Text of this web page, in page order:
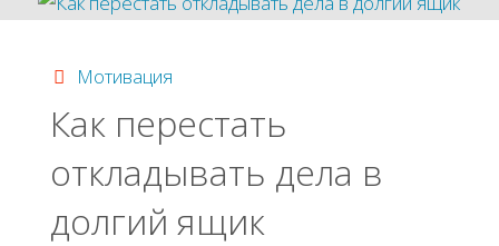
Мотивация
Как перестать
откладывать дела в
долгий ящик